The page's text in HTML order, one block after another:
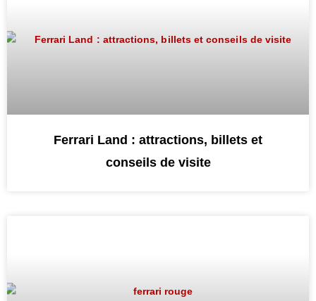
Ferrari Land : attractions, billets et
conseils de visite